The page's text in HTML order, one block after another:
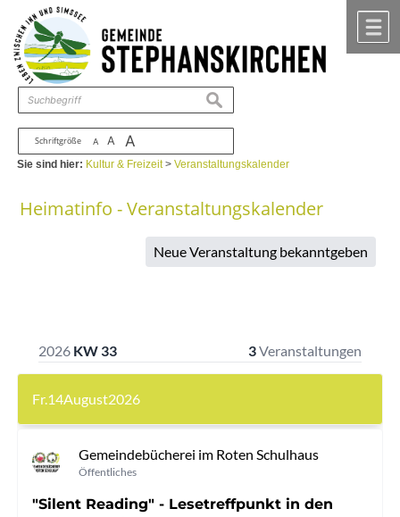
Zum Inhalt ,zur Navigation
Schriftgröße A A A
suchen
Sie sind hier: Kultur & Freizeit>Veranstaltungskalender
Heimatinfo - Veranstaltungskalender